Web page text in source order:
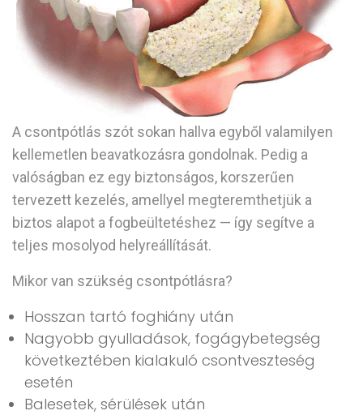
A csontpótlás szót sokan hallva egyből valamilyen
kellemetlen beavatkozásra gondolnak. Pedig a
valóságban ez egy biztonságos, korszerűen
tervezett kezelés, amellyel megteremthetjük a
biztos alapot a fogbeültetéshez — így segítve a
teljes mosolyod helyreállítását.
Mikor van szükség csontpótlásra?
Hosszan tartó foghiány után
Nagyobb gyulladások, fogágybetegség
következtében kialakuló csontveszteség
esetén
Balesetek, sérülések után